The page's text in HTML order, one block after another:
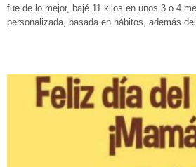
fue de lo mejor, bajé 11 kilos en unos 3 o 4
personalizada, basada en hábitos, además